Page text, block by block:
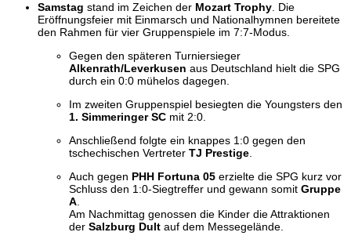
Samstag stand im Zeichen der Mozart Trophy. Die
Eröffnungsfeier mit Einmarsch und Nationalhymnen bereitete
den Rahmen für vier Gruppenspiele im 7:7-Modus.
Gegen den späteren Turniersieger
Alkenrath/Leverkusen aus Deutschland hielt die SPG
durch ein 0:0 mühelos dagegen.
Im zweiten Gruppenspiel besiegten die Youngsters den
1. Simmeringer SC mit 2:0.
Anschließend folgte ein knappes 1:0 gegen den
tschechischen Vertreter TJ Prestige.
Auch gegen PHH Fortuna 05 erzielte die SPG kurz vor
Schluss den 1:0-Siegtreffer und gewann somit Gruppe
A.
Am Nachmittag genossen die Kinder die Attraktionen
der Salzburg Dult auf dem Messegelände.